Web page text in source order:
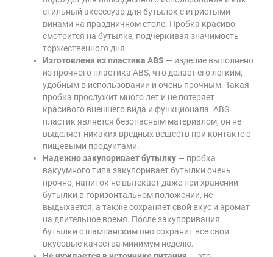
стильный аксессуар для бутылок с игристыми
винами на праздничном столе. Пробка красиво
смотрится на бутылке, подчеркивая значимость
торжественного дня.
Изготовлена из пластика ABS — изделие выполнено
из прочного пластика ABS, что делает его легким,
удобным в использовании и очень прочным. Такая
пробка прослужит много лет и не потеряет
красивого внешнего вида и функционала. ABS
пластик является безопасным материалом, он не
выделяет никаких вредных веществ при контакте с
пищевыми продуктами.
Надежно закупоривает бутылку — пробка
вакуумного типа закупоривает бутылки очень
прочно, напиток не вытекает даже при хранении
бутылки в горизонтальном положении, не
выдыхается, а также сохраняет свой вкус и аромат
на длительное время. После закупоривания
бутылки с шампанским оно сохранит все свои
вкусовые качества минимум неделю.